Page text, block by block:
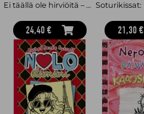
Ei täällä ole hirviöitä – Kauhujen koulu
24,40 € 21,30 €